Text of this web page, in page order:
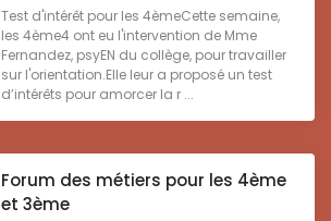
Test d'intérêt pour les 4èmeCette semaine,
les 4ème4 ont eu l'intervention de Mme
Fernandez, psyEN du collège, pour travailler
sur l'orientation.Elle leur a proposé un test
d’intérêts pour amorcer la r ...
Forum des métiers pour les 4ème
et 3ème